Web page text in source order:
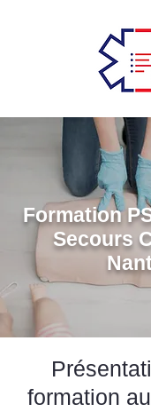
Formation
Secours
formation